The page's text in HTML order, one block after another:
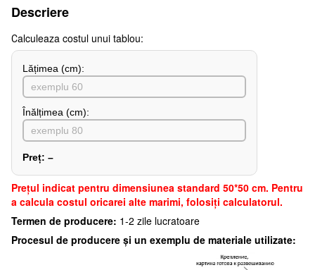
Descriere
Сalculeaza costul unui tablou:
Lățimea (сm):
Înălțimea (cm):
Preț: –
Preţul indicat pentru dimensiunea standard 50*50 cm. Pentru
a calcula costul oricarei alte marimi, folosiți calculatorul.
Termen de producere: 1-2 zile lucratoare
Procesul de producere și un exemplu de materiale utilizate: